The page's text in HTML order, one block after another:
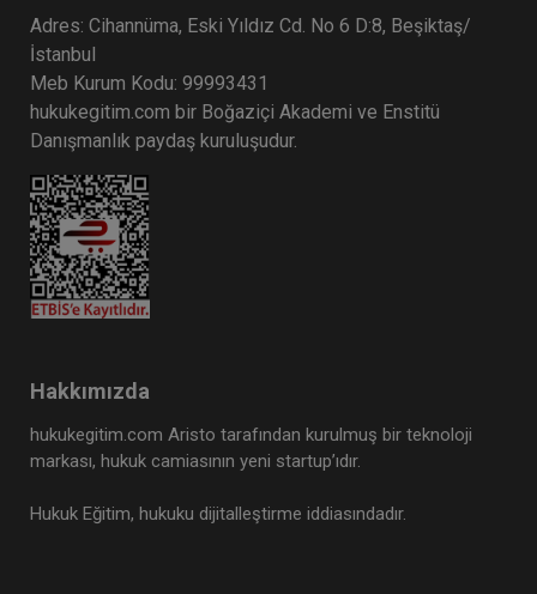
Adres: Cihannüma, Eski Yıldız Cd. No 6 D:8, Beşiktaş/
İstanbul
Meb Kurum Kodu: 99993431
hukukegitim.com bir Boğaziçi Akademi ve Enstitü
Danışmanlık paydaş kuruluşudur.
Hakkımızda
hukukegitim.com Aristo tarafından kurulmuş bir teknoloji
markası, hukuk camiasının yeni startup’ıdır.
Hukuk Eğitim, hukuku dijitalleştirme iddiasındadır.